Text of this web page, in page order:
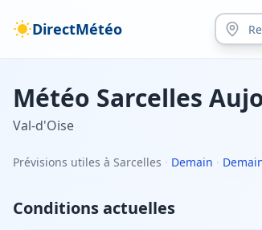
DirectMétéo
Météo Sarcelles
Val-d'Oise
Prévisions utiles à Sarcelles · Demain ·
Conditions actuelles